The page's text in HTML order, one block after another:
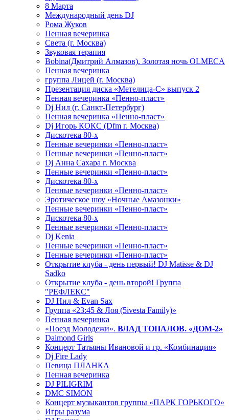
8 Марта
Международный день DJ
Рома Жуков
Пенная вечеринка
Света (г. Москва)
Звуковая терапия
Bobina(Дмитрий Алмазов). Золотая ночь OLMECA
Пенная вечеринка
группа Лицей (г. Москва)
Презентация диска «Метелица-С» выпуск 2
Пенная вечеринка «Пенно-пласт»
Dj Нил (г. Санкт-Петербург)
Пенная вечеринка «Пенно-пласт»
Dj Игорь КОКС (Dfm г. Москва)
Дискотека 80-х
Пенные вечеринки «Пенно-пласт»
Пенные вечеринки «Пенно-пласт»
Dj Анна Сахара г. Москва
Пенные вечеринки «Пенно-пласт»
Дискотека 80-х
Пенные вечеринки «Пенно-пласт»
Эротическое шоу «Ночные Амазонки»
Пенные вечеринки «Пенно-пласт»
Дискотека 80-х
Пенные вечеринки «Пенно-пласт»
Dj Kenia
Пенные вечеринки «Пенно-пласт»
Пенные вечеринки «Пенно-пласт»
Открытие клуба - день первый! DJ Matisse & DJ
Sadko
Открытие клуба - день второй! Группа
"РЕФЛЕКС"
DJ Нил & Evan Sax
Группа «23:45 & Лоя (5ivesta Family)»
Пенная вечеринка
«Поезд Молодежи». ВЛАД ТОПАЛОВ. «ДОМ-2»
Daimond Girls
Концерт Татьяны Ивановой и гр. «Комбинация»
Dj Fire Lady
Певица ПЛАНКА
Пенная вечеринка
DJ PILIGRIM
DMC SIMON
Концерт музыкантов группы «ПАРК ГОРЬКОГО»
Игры разума